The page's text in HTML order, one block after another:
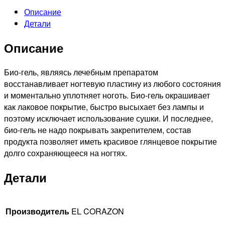
Био-
гель
16мл
Описание
Детали
Описание
Био-гель, являясь лечебным препаратом
восстанавливает ногтевую пластину из любого состояния
и моментально уплотняет ноготь. Био-гель окрашивает
как лаковое покрытие, быстро высыхает без лампы и
поэтому исключает использование сушки. И последнее,
био-гель не надо покрывать закрепителем, состав
продукта позволяет иметь красивое глянцевое покрытие
долго сохраняющееся на ногтях.
Детали
Производитель EL CORAZON